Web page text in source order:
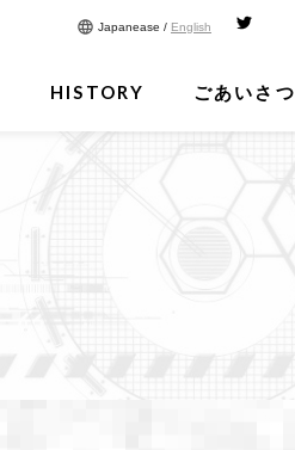
HISTORY ごあいさつ
Japanease / English